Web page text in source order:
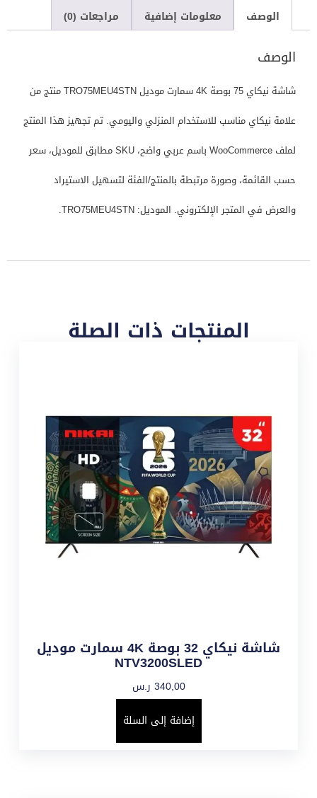
الوصف معلومات إضافية مراجعات (0)
الوصف
شاشة نيكاي 75 بوصة 4K سمارت موديل TRO75MEU4STN منتج من
علامة نيكاي مناسب للاستخدام المنزلي واليومي. تم تجهيز هذا المنتج
لملف WooCommerce باسم عربي واضح، SKU مطابق للموديل، سعر
حسب القائمة، وصورة مرتبطة بالمنتج/الفئة لتسهيل الاستيراد
والعرض في المتجر الإلكتروني. الموديل: TRO75MEU4STN.
المنتجات ذات الصلة
شاشة نيكاي 32 بوصة 4K سمارت موديل
NTV3200SLED
340,00 ر.س
إضافة إلى السلة